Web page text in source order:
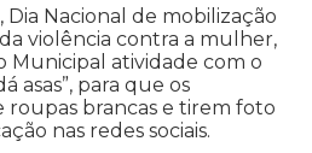
Dia Nacional de mobilização
violência contra a mulher,
Municipal atividade com o
asas”, para que os
roupas brancas e tirem foto
nas redes sociais.